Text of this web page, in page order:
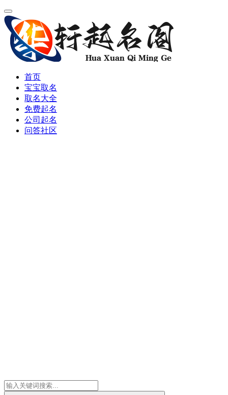
首页
宝宝取名
取名大全
免费起名
公司起名
问答社区